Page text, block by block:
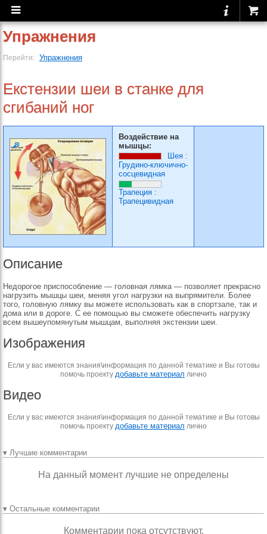
Упражнения
Перейти: Упражнения
Екстензии шеи в станке для
сгибаний ног
Воздействие на
мышцы:
Шея :
Грудино-ключично-
сосцевидная
Трапеция :
Трапецивидная
Описание
Недорогое приспособление — головная лямка — позволяет прекрасно
нагрузить мышцы шеи, меняя угол нагрузки на выпрямители. Более
того, головную лямку вы можете использовать как в спортзале, так и
дома или в дороге. С ее помощью вы сможете обеспечить нагрузку
всем вышеупомянутым мышцам, выполняя экстензии шеи.
Изображения
Если у вас имеются знания\информация по данной тематике и Вы готовы
помочь проекту добавьте материал лично
Видео
Если у вас имеются знания\информация по данной тематике и Вы готовы
помочь проекту добавьте материал лично
▾ Лучшие комментарии
На данный момент лучшие не определены
▾ Остальные комментарии
Комментарии пока отсутствуют.